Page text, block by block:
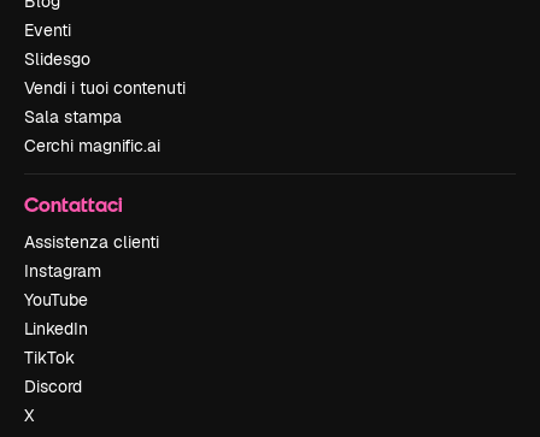
Eventi
Slidesgo
Vendi i tuoi contenuti
Sala stampa
Cerchi magnific.ai
Contattaci
Assistenza clienti
Instagram
YouTube
LinkedIn
TikTok
Discord
X